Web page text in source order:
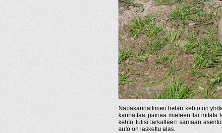
Napakannattimen helan kehto on
kannattaa painaa mieleen tai mitata
kehto tulisi tarkalleen samaan
auto on laskettu alas.